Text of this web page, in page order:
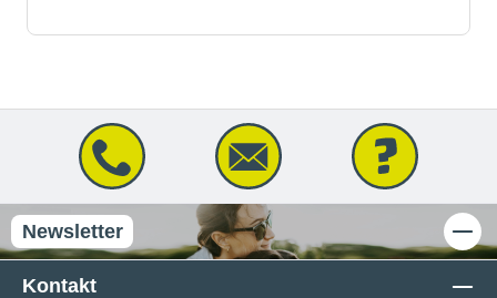
Newsletter
Kontakt